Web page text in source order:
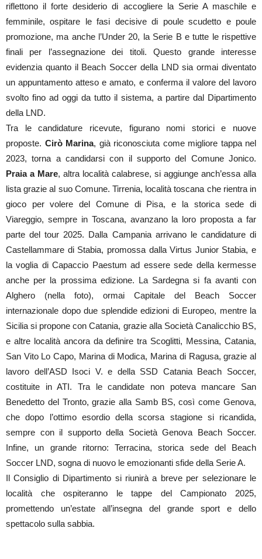
riflettono il forte desiderio di accogliere la Serie A maschile e
femminile, ospitare le fasi decisive di poule scudetto e poule
promozione, ma anche l’Under 20, la Serie B e tutte le rispettive
finali per l’assegnazione dei titoli. Questo grande interesse
evidenzia quanto il Beach Soccer della LND sia ormai diventato
un appuntamento atteso e amato, e conferma il valore del lavoro
svolto fino ad oggi da tutto il sistema, a partire dal Dipartimento
della LND.
Tra le candidature ricevute, figurano nomi storici e nuove
proposte. Cirò Marina, già riconosciuta come migliore tappa nel
2023, torna a candidarsi con il supporto del Comune Jonico.
Praia a Mare, altra località calabrese, si aggiunge anch’essa alla
lista grazie al suo Comune. Tirrenia, località toscana che rientra in
gioco per volere del Comune di Pisa, e la storica sede di
Viareggio, sempre in Toscana, avanzano la loro proposta a far
parte del tour 2025. Dalla Campania arrivano le candidature di
Castellammare di Stabia, promossa dalla Virtus Junior Stabia, e
la voglia di Capaccio Paestum ad essere sede della kermesse
anche per la prossima edizione. La Sardegna si fa avanti con
Alghero (nella foto), ormai Capitale del Beach Soccer
internazionale dopo due splendide edizioni di Europeo, mentre la
Sicilia si propone con Catania, grazie alla Società Canalicchio BS,
e altre località ancora da definire tra Scoglitti, Messina, Catania,
San Vito Lo Capo, Marina di Modica, Marina di Ragusa, grazie al
lavoro dell’ASD Isoci V. e della SSD Catania Beach Soccer,
costituite in ATI. Tra le candidate non poteva mancare San
Benedetto del Tronto, grazie alla Samb BS, così come Genova,
che dopo l’ottimo esordio della scorsa stagione si ricandida,
sempre con il supporto della Società Genova Beach Soccer.
Infine, un grande ritorno: Terracina, storica sede del Beach
Soccer LND, sogna di nuovo le emozionanti sfide della Serie A.
Il Consiglio di Dipartimento si riunirà a breve per selezionare le
località che ospiteranno le tappe del Campionato 2025,
promettendo un’estate all’insegna del grande sport e dello
spettacolo sulla sabbia.